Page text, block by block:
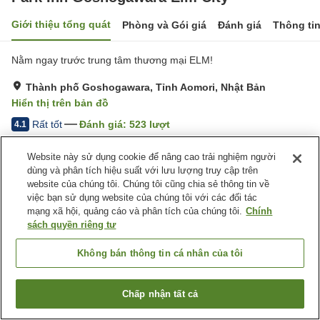
Giới thiệu tổng quát Phòng và Gói giá Đánh giá Thông
Nằm ngay trước trung tâm thương mại ELM!
Thành phố Goshogawara, Tỉnh Aomori, Nhật Bản
Hiển thị trên bản đồ
4.1 Rất tốt Đánh giá: 523 lượt
Tiện nghi chỗ nghỉ
Bãi đỗ xe
Nhà hàng
Máy bán hàng tự động
Giặt ủi có phí
Trang chủ Nhật Bản Tỉnh Aomori
Thành phố Goshogawara
Park Inn Goshogawara Elm City
Tìm phòng trống
Website này sử dụng cookie để nâng cao trải nghiệm người
dùng và phân tích hiệu suất với lưu lượng truy cập trên
website của chúng tôi. Chúng tôi cũng chia sẻ thông tin về
việc bạn sử dụng website của chúng tôi với các đối tác
mạng xã hội, quảng cáo và phân tích của chúng tôi. Chính
sách quyền riêng tư
Không bán thông tin cá nhân của tôi
Chấp nhận tất cả